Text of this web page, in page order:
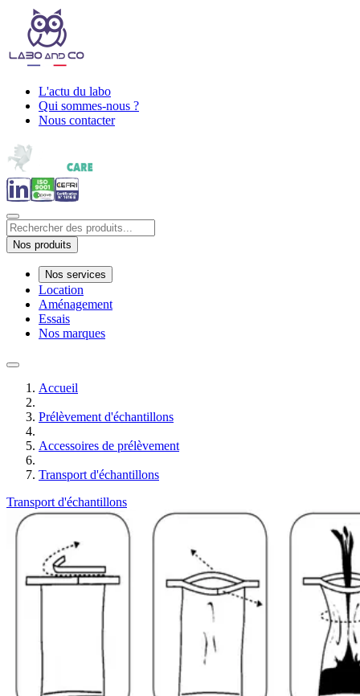
L'actu du labo
Qui sommes-nous ?
Nous contacter
Nos produits
Nos services
Location
Aménagement
Essais
Nos marques
Accueil
Prélèvement d'échantillons
Accessoires de prélèvement
Transport d'échantillons
Transport d'échantillons